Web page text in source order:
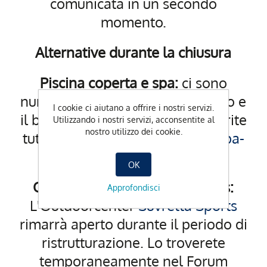
momento.
Alternative durante la chiusura
Piscina coperta e spa:ci sono
numerose alternative per il nuoto e
il benessere nella regione. Scoprite
tutte le opzioni suengadin.ch/spa-
wellness
Outdoorcenter Suvretta Sports:
L'OutdoorcenterSuvretta Sports
rimarrà aperto durante il periodo di
ristrutturazione. Lo troverete
temporaneamente nel Forum
I cookie ci aiutano a offrire i nostri servizi.
Utilizzando i nostri servizi, acconsentite al
nostro utilizzo dei cookie.
OK
Approfondisci